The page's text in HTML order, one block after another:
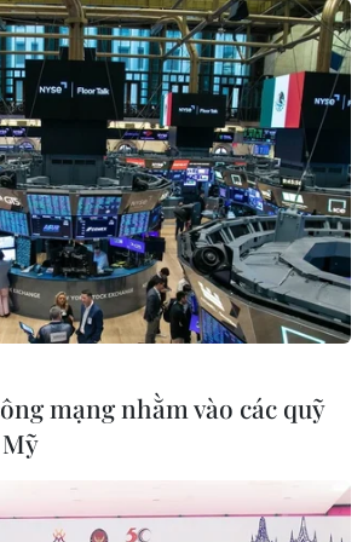
Thái
nào?
Đình Bắc gây thất vọng
trước Singapore, điều gì
đang xảy ra với tuyển Việt
Nam?
01/08/2026 03:00
Nam
đối
HLV Kim Sang-sik nói
thẳng về Đình Bắc sau khi
mạng nhằm vào các quỹ